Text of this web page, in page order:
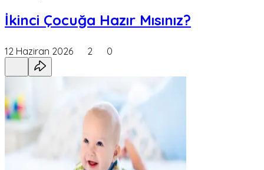
İkinci Çocuğa Hazır Mısınız?
12 Haziran 2026 2 0